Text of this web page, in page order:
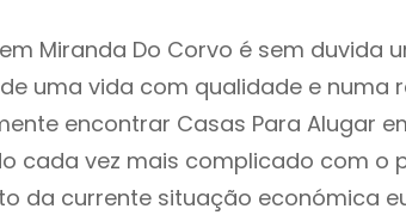
Miranda Do Corvo é sem duvida
uma vida com qualidade e numa
encontrar Casas Para Alugar
cada vez mais complicado com o
da currente situação económica